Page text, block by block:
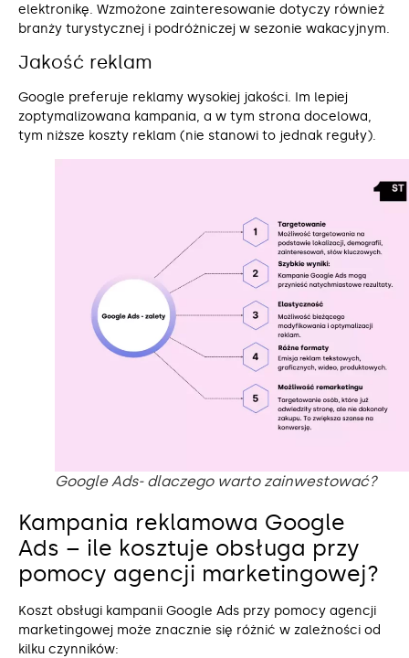
elektronikę. Wzmożone zainteresowanie dotyczy również
branży turystycznej i podróżniczej w sezonie wakacyjnym.
Jakość reklam
Google preferuje reklamy wysokiej jakości. Im lepiej
zoptymalizowana kampania, a w tym strona docelowa,
tym niższe koszty reklam (nie stanowi to jednak reguły).
Google Ads- dlaczego warto zainwestować?
Kampania reklamowa Google
Ads – ile kosztuje obsługa przy
pomocy agencji marketingowej?
Koszt obsługi kampanii Google Ads przy pomocy agencji
marketingowej może znacznie się różnić w zależności od
kilku czynników: